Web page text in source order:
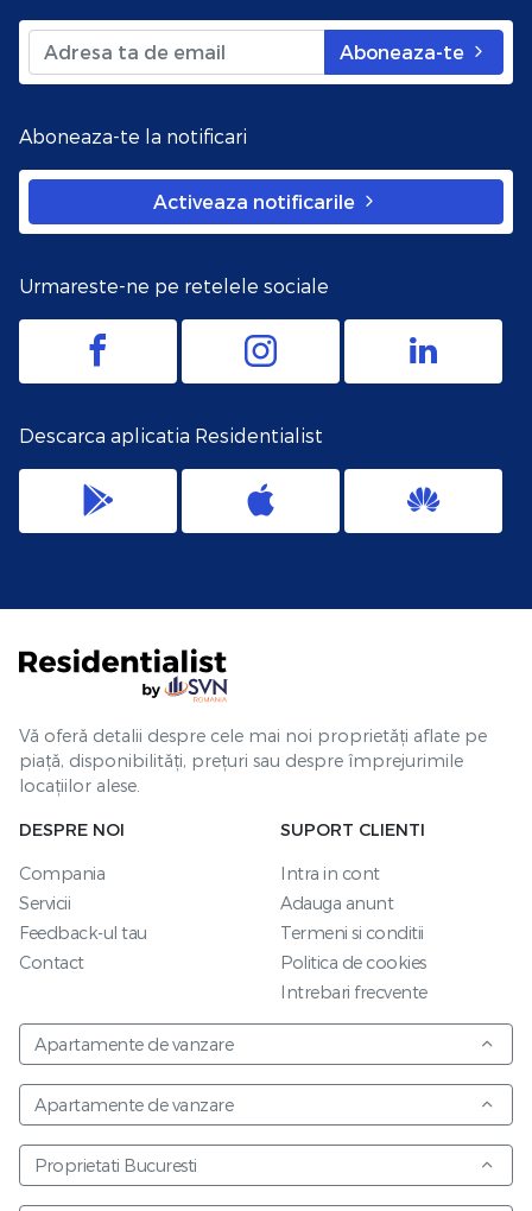
Aboneaza-te
Aboneaza-te la notificari
Activeaza notificarile
Urmareste-ne pe retelele sociale
Descarca aplicatia Residentialist
Vă oferă detalii despre cele mai noi proprietăți aflate pe
piață, disponibilități, prețuri sau despre împrejurimile
locațiilor alese.
DESPRE NOI
Compania
Servicii
Feedback-ul tau
Contact
SUPORT CLIENTI
Intra in cont
Adauga anunt
Termeni si conditii
Politica de cookies
Intrebari frecvente
Apartamente de vanzare
Apartamente de vanzare
Proprietati Bucuresti